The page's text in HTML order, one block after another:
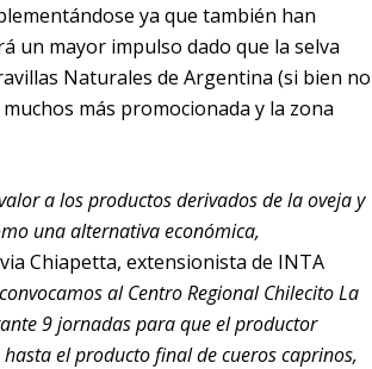
ya que también han
un mayor impulso dado que la selva
Naturales de Argentina (si bien no
más promocionada y la zona
a los productos derivados de la oveja y
una alternativa económica,
Chiapetta, extensionista de INTA
al Centro Regional Chilecito La
9 jornadas para que el productor
el producto final de cueros caprinos,